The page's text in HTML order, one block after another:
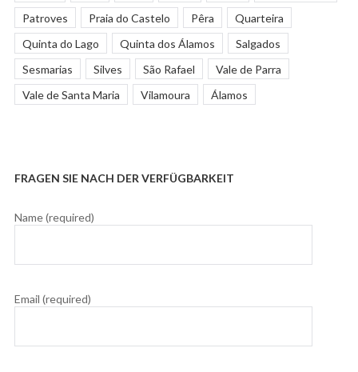
Patroves
Praia do Castelo Pêra
Quarteira
Quinta do Lago
Quinta dos Álamos
Salgados
Sesmarias
Silves São Rafael
Vale de Parra
Vale de Santa Maria
Vilamoura Álamos
FRAGEN SIE NACH DER VERFÜGBARKEIT
Name (required)
Email (required)